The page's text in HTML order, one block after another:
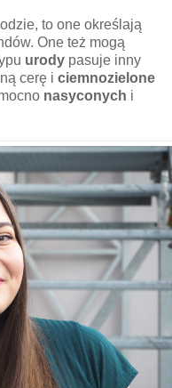
to one określają
One też mogą
urody pasuje inny
cerę i ciemnozielone
nasyconych i